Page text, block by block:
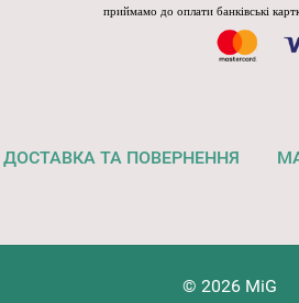
приймамо до оплати банківські
ДОСТАВКА ТА ПОВЕРНЕННЯ
© 2026 MiG